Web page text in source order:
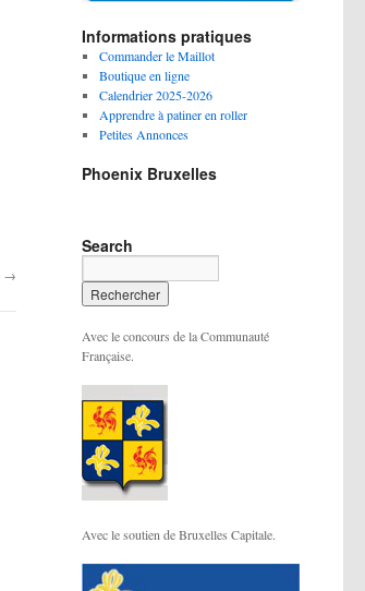
→
Informations pratiques
Commander le Maillot
Boutique en ligne
Calendrier 2025-2026
Apprendre à patiner en roller
Petites Annonces
Phoenix Bruxelles
Search
Avec le concours de la Communauté
Française.
Avec le soutien de Bruxelles Capitale.